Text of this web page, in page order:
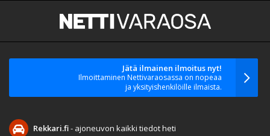
Jätä ilmainen ilmoitus nyt!
Ilmoittaminen Nettivaraosassa on nopeaa
ja yksityishenkilöille ilmaista.
Rekkari.fi- ajoneuvon kaikki tiedot heti